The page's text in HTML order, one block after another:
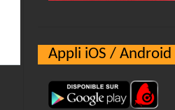
Appli iOS / Android